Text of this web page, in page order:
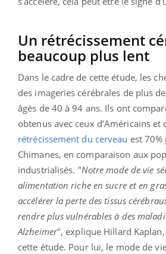
Un rétrécissement
beaucoup plus lent
Dans le cadre de cette étude, les
des imageries cérébrales de plus
âgés de 40 à 94 ans. Ils ont
obtenus avec ceux d’Américains et
rétrécissement du cerveau est
Chimanes, en comparaison aux
industrialisés. "Notre mode de vie
alimentation riche en sucre et en
accélérer la perte des tissus
rendre plus vulnérables à des
Alzheimer", explique Hillard Kaplan,
cette étude. Pour lui, le mode de